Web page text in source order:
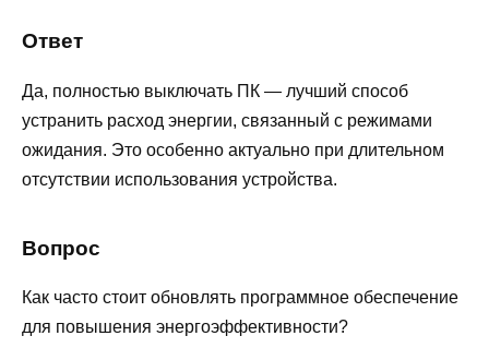
Ответ
Да, полностью выключать ПК — лучший способ
устранить расход энергии, связанный с режимами
ожидания. Это особенно актуально при длительном
отсутствии использования устройства.
Вопрос
Как часто стоит обновлять программное обеспечение
для повышения энергоэффективности?